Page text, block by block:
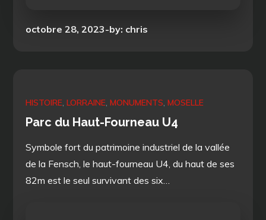
Posted
octobre 28, 2023 by: chris
HISTOIRE LORRAINE MONUMENTS MOSELLE
Parc du Haut-Fourneau U4
Symbole fort du patrimoine industriel de la vallée
de la Fensch, le haut-fourneau U4, du haut de ses
82m est le seul survivant des six…